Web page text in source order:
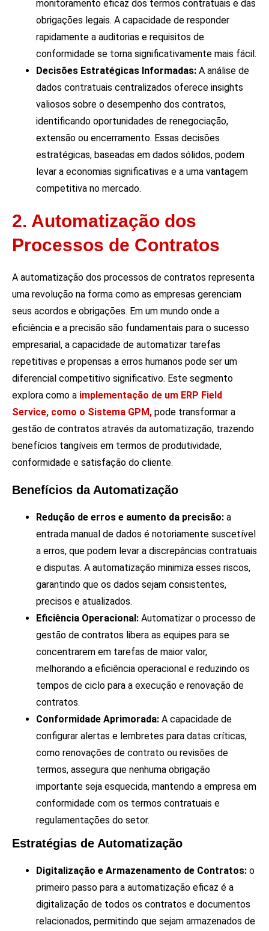
monitoramento eficaz dos termos contratuais e das
obrigações legais. A capacidade de responder
rapidamente a auditorias e requisitos de
conformidade se torna significativamente mais fácil.
Decisões Estratégicas Informadas: A análise de
dados contratuais centralizados oferece insights
valiosos sobre o desempenho dos contratos,
identificando oportunidades de renegociação,
extensão ou encerramento. Essas decisões
estratégicas, baseadas em dados sólidos, podem
levar a economias significativas e a uma vantagem
competitiva no mercado.
2. Automatização dos
Processos de Contratos
A automatização dos processos de contratos representa
uma revolução na forma como as empresas gerenciam
seus acordos e obrigações. Em um mundo onde a
eficiência e a precisão são fundamentais para o sucesso
empresarial, a capacidade de automatizar tarefas
repetitivas e propensas a erros humanos pode ser um
diferencial competitivo significativo. Este segmento
explora como a implementação de um ERP Field
Service, como o Sistema GPM, pode transformar a
gestão de contratos através da automatização, trazendo
benefícios tangíveis em termos de produtividade,
conformidade e satisfação do cliente.
Benefícios da Automatização
Redução de erros e aumento da precisão: a
entrada manual de dados é notoriamente suscetível
a erros, que podem levar a discrepâncias contratuais
e disputas. A automatização minimiza esses riscos,
garantindo que os dados sejam consistentes,
precisos e atualizados.
Eficiência Operacional: Automatizar o processo de
gestão de contratos libera as equipes para se
concentrarem em tarefas de maior valor,
melhorando a eficiência operacional e reduzindo os
tempos de ciclo para a execução e renovação de
contratos.
Conformidade Aprimorada: A capacidade de
configurar alertas e lembretes para datas críticas,
como renovações de contrato ou revisões de
termos, assegura que nenhuma obrigação
importante seja esquecida, mantendo a empresa em
conformidade com os termos contratuais e
regulamentações do setor.
Estratégias de Automatização
Digitalização e Armazenamento de Contratos: o
primeiro passo para a automatização eficaz é a
digitalização de todos os contratos e documentos
relacionados, permitindo que sejam armazenados de